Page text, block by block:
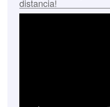
distancia!